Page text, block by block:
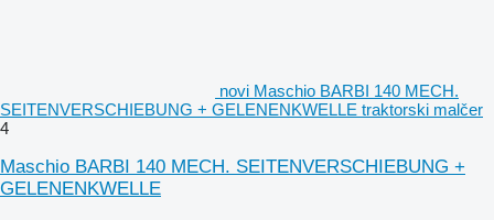
novi Maschio BARBI 140 MECH.
SEITENVERSCHIEBUNG + GELENENKWELLE traktorski malčer
4
Maschio BARBI 140 MECH. SEITENVERSCHIEBUNG +
GELENENKWELLE